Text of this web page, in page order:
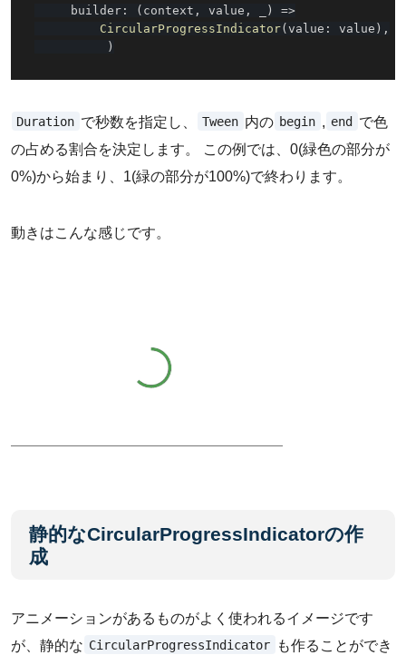
     builder
: ( context , value , ) =>
CircularProgressIndicator(value : value ) ,
)
Duration で秒数を指定し、 Tween 内の begin , end
で色
の占める割合を決定します。 この例では、0(緑色の部分が
0%)から始まり、1(緑の部分が100%)で終わります。
動きはこんな感じです。
静的なCircularProgressIndicatorの作
成
アニメーションがあるものがよく使われるイメージです
が、静的な CircularProgressIndicator
も作ることができ